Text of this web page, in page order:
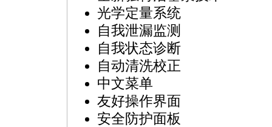
光学定量系统
自我泄漏监测
自我状态诊断
自动清洗校正
中文菜单
友好操作界面
安全防护面板